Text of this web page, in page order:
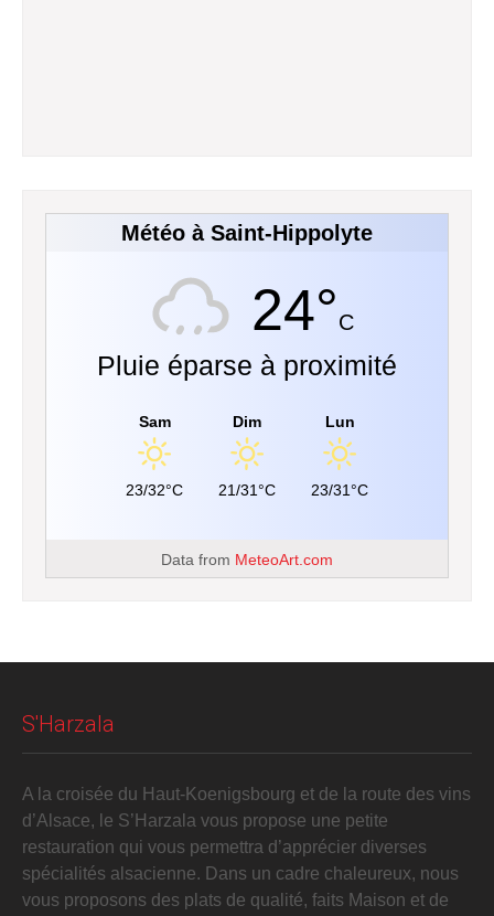
Météo à Saint-Hippolyte
24°C
Pluie éparse à proximité
Sam
23/32°C
Dim
21/31°C
Lun
23/31°C
Data from MeteoArt.com
S'Harzala
A la croisée du Haut-Koenigsbourg et de la route des vins
d’Alsace, le S’Harzala vous propose une petite
restauration qui vous permettra d’apprécier diverses
spécialités alsacienne. Dans un cadre chaleureux, nous
vous proposons des plats de qualité, faits Maison et de